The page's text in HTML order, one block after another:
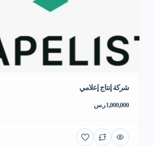
شركة إنتاج إعلامي
1,000,000 ر.س